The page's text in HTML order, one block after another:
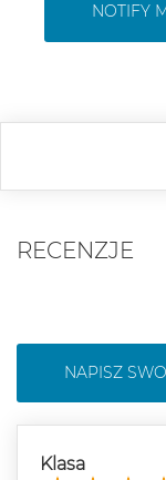
NOTIFY
RECENZJE
NAPISZ
Klasa